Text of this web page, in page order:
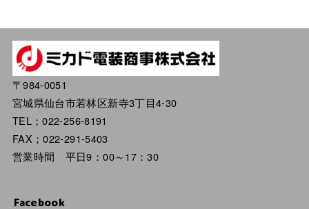
〒984-0051
宮城県仙台市若林区新寺3丁目4-30
TEL；022-256-8191
FAX；022-291-5403
営業時間 平日9：00～17：30
Facebook